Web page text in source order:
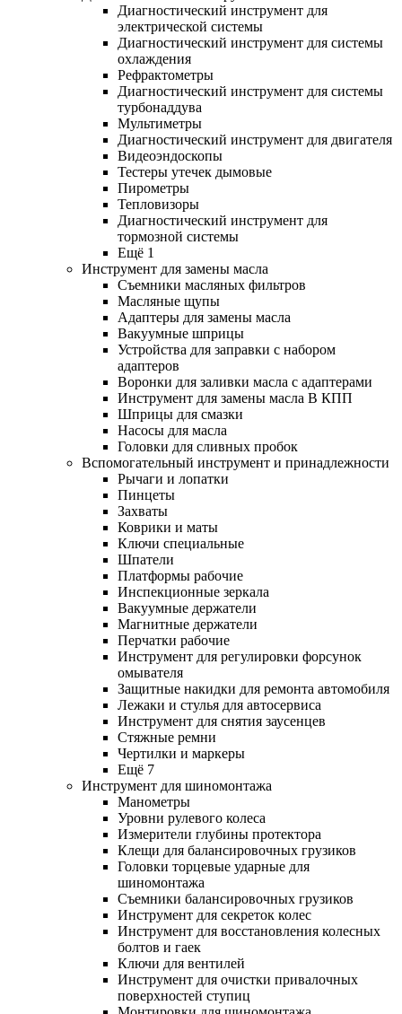
Диагностический инструмент для
электрической системы
Диагностический инструмент для системы
охлаждения
Рефрактометры
Диагностический инструмент для системы
турбонаддува
Мультиметры
Диагностический инструмент для двигателя
Видеоэндоскопы
Тестеры утечек дымовые
Пирометры
Тепловизоры
Диагностический инструмент для
тормозной системы
Ещё 1
Инструмент для замены масла
Съемники масляных фильтров
Масляные щупы
Адаптеры для замены масла
Вакуумные шприцы
Устройства для заправки с набором
адаптеров
Воронки для заливки масла с адаптерами
Инструмент для замены масла В КПП
Шприцы для смазки
Насосы для масла
Головки для сливных пробок
Вспомогательный инструмент и принадлежности
Рычаги и лопатки
Пинцеты
Захваты
Коврики и маты
Ключи специальные
Шпатели
Платформы рабочие
Инспекционные зеркала
Вакуумные держатели
Магнитные держатели
Перчатки рабочие
Инструмент для регулировки форсунок
омывателя
Защитные накидки для ремонта автомобиля
Лежаки и стулья для автосервиса
Инструмент для снятия заусенцев
Стяжные ремни
Чертилки и маркеры
Ещё 7
Инструмент для шиномонтажа
Манометры
Уровни рулевого колеса
Измерители глубины протектора
Клещи для балансировочных грузиков
Головки торцевые ударные для
шиномонтажа
Съемники балансировочных грузиков
Инструмент для секреток колес
Инструмент для восстановления колесных
болтов и гаек
Ключи для вентилей
Инструмент для очистки привалочных
поверхностей ступиц